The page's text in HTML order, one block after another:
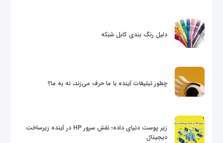
دلیل رنگ بندی کابل شبکه
چطور تبلیغات آینده با ما حرف می‌زند، نه به ما؟
زیر پوست دنیای داده؛ نقش سرور HP در آینده زیرساخت
دیجیتال